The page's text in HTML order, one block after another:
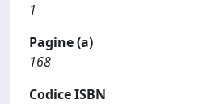
1
Pagine (a)
168
Codice ISBN